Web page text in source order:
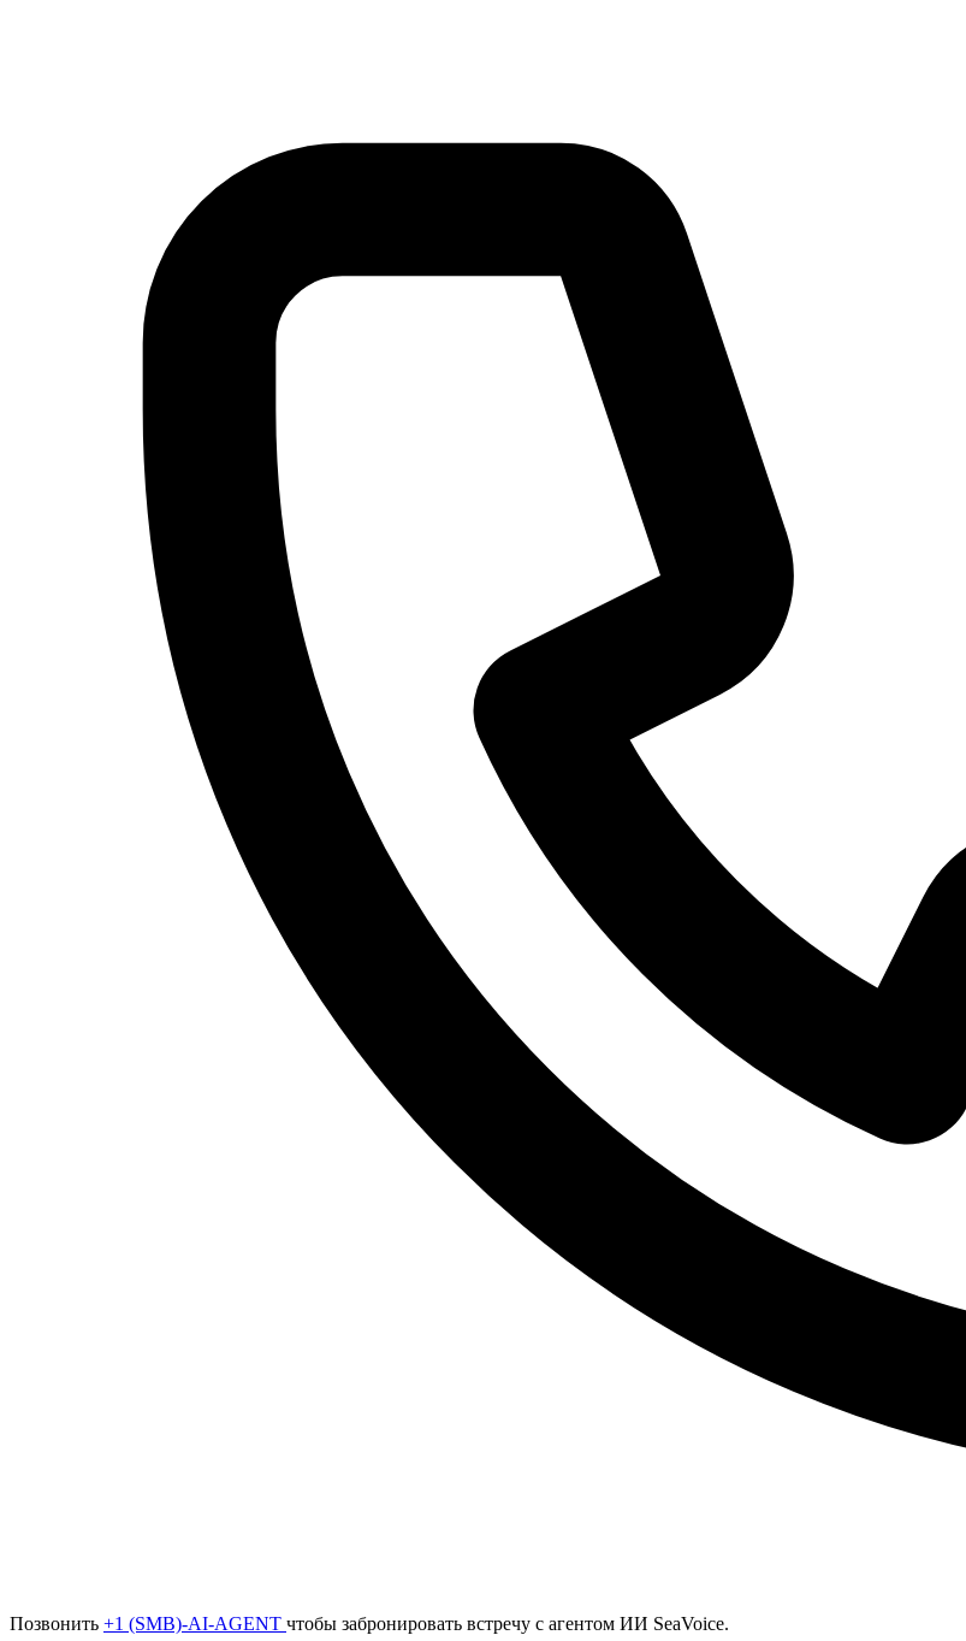
Позвонить +1 (SMB)-AI-AGENT чтобы забронировать встречу с агентом ИИ SeaVoice.